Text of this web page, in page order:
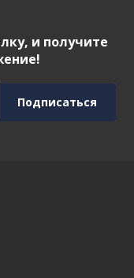
и получите